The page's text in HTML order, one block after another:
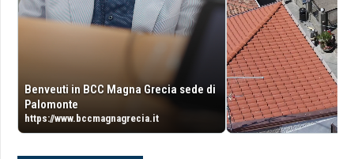
Benveuti in BCC Magna Grecia sede di
Palomonte
https://www.bccmagnagrecia.it